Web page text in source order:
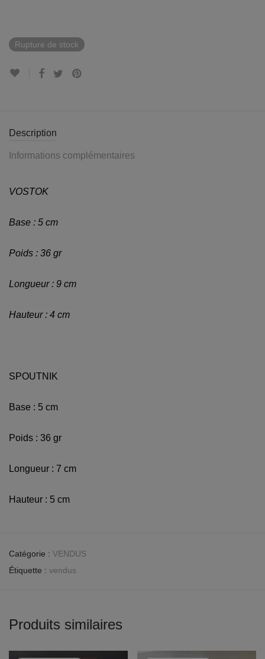
Rupture de stock
Description
Informations complémentaires
VOSTOK
Base : 5 cm
Poids : 36 gr
Longueur : 9 cm
Hauteur : 4 cm
SPOUTNIK
Base : 5 cm
Poids : 36 gr
Longueur : 7 cm
Hauteur : 5 cm
Catégorie : VENDUS
Étiquette : vendus
Produits similaires